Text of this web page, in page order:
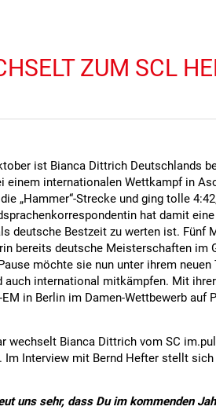
ZUM SCL
ist Bianca Dittrich Deutschlands
einem internationalen Wettkampf in
„Hammer“-Strecke und ging tolle
hat damit
deutsche Bestzeit zu werten ist. Fünf
bereits deutsche Meisterschaften im
möchte sie nun unter ihrem neuen
auch international mitkämpfen. Mit
in Berlin im Damen-Wettbewerb auf
wechselt Bianca Dittrich vom SC
Im Interview mit Bernd Hefter stellt
uns sehr, dass Du im kommenden